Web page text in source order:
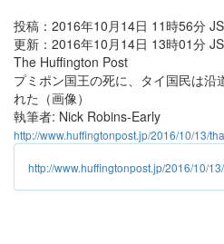
投稿：2016年10月14日 11時56分
更新：2016年10月14日 13時01分
The Huffington Post
プミポン国王の死に、タイ国民は沿
れた（画像）
執筆者: Nick Robins-Early
http://www.huffingtonpost.jp/2016/10/13/
http://www.huffingtonpost.jp/2016/10/